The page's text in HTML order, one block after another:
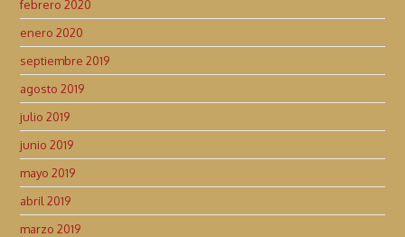
febrero 2020
enero 2020
septiembre 2019
agosto 2019
julio 2019
junio 2019
mayo 2019
abril 2019
marzo 2019